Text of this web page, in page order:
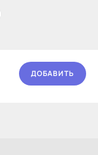
ДОБАВИТЬ